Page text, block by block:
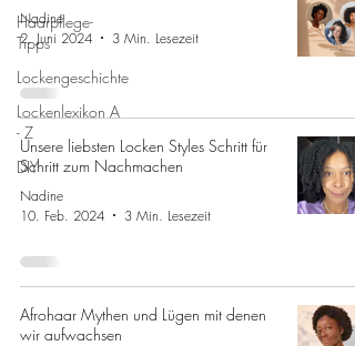
Haarpflege-
Tipps
Lockengeschichte
Lockenlexikon A
- Z
DIY
Nadine
2. Juni 2024
3 Min. Lesezeit
Unsere liebsten Locken Styles Schritt für
Schritt zum Nachmachen
Nadine
10. Feb. 2024
3 Min. Lesezeit
Afrohaar Mythen und Lügen mit denen
wir aufwachsen